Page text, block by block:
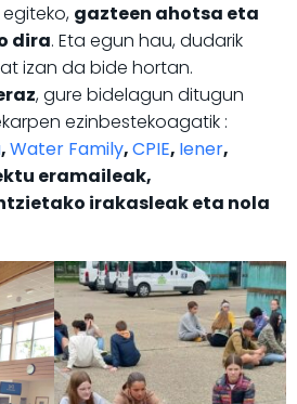
gazteen ahotsa eta
dira. Eta egun hau, dudarik
izan da bide hortan.
, gure bidelagun ditugun
ezinbestekoagatik :
,Water Family,CPIE, Iener,
eramaileak,
irakasleak eta nola